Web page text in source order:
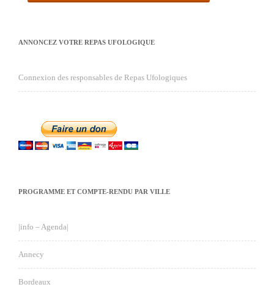
ANNONCEZ VOTRE REPAS UFOLOGIQUE
Connexion des responsables de Repas Ufologiques
PROGRAMME ET COMPTE-RENDU PAR VILLE
|info – Agenda|
Annecy
Bordeaux